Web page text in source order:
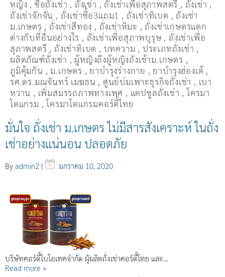
หญิง , ซื้อถั่งเช่า , ถังเช่า , ถังเช่าเพื่อสุภาพสตรี , ถั่งเช่า ,
ถั่งเช่าจักจั่น , ถั่งเช่าซื้อ3แถม1 , ถั่งเช่าทิเบต , ถั่งเช่า
ม.เกษตร , ถั่งเช่าสีทอง , ถั่งเช่าหิมะ , ถั่งเช่าเกษตรแตก
ต่างกับที่อื่นอย่างไร , ถั่งเช่าเพื่อสุภาพบุรุษ , ถั่งเช่าเพื่อ
สุภาพสตรี , ถั่่งเช่าทิเบต , บทความ , ประเภทถั่งเช่า ,
ผลิตภัณฑ์ถั่งเช่า , ผู้หญิงถึงผู้หญิงถังเช้าม.เกษตร ,
ภูมิคุ้มกัน ,ม.เกษตร , ยาบำรุงร่างกาย , ยาบำรุงฮ่องเต้ ,
รศ.ดร.มณจันทร์ เมฆธน , ศูนย์บ่มเพาะธุรกิจถั่งเช่า , เบา
หวาน , เพิ่มสมรรถภาพทางเพศ , แคปซูลถั่งเช่า ,โครมา
โตแกรม ,โครมาโตแกรมคอร์ดี้ไทย
มั่นใจ ถั่งเช่า ม.เกษตร ไม่มีสารสังเคราะห์ ในถั่ง
เช่าอย่างแน่นอน ปลอดภัย
By admin2 | มกราคม 10, 2020
บริษัทคอร์ดี้ไบโอเทคจำกัด ผู้ผลิตถั่งเช่าคอร์ดี้ไทย และ…
Read more »